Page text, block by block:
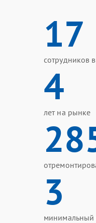
17
сотрудников
4
лет на рынке
3
минимальный